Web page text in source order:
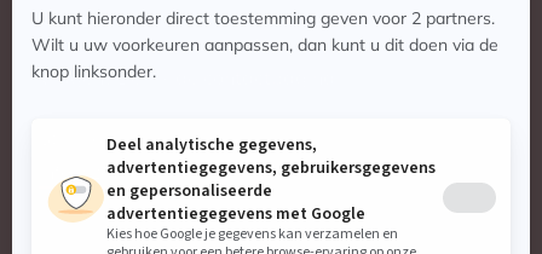
Contact
Vragen? Bekijk de contactpagina
Stuur ons een e-mail:
info@zaterdagmatinee.nl